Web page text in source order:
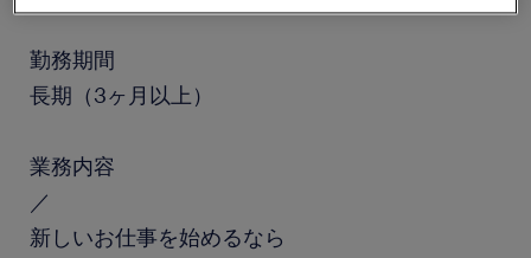
勤務期間
長期（3ヶ月以上）
業務内容
／
新しいお仕事を始めるなら